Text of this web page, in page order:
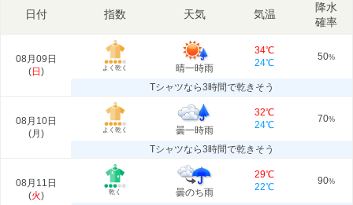
日付 指数 天気 気温
降水
確率
08月09日
(日 ) よく乾く 晴一時雨
34℃
24℃
50%
Tシャツなら3時間で乾きそう
08月10日
(月 ) よく乾く 曇一時雨
32℃
24℃
70%
Tシャツなら3時間で乾きそう
08月11日
(火) 乾く 曇のち雨
29℃
22℃
90%